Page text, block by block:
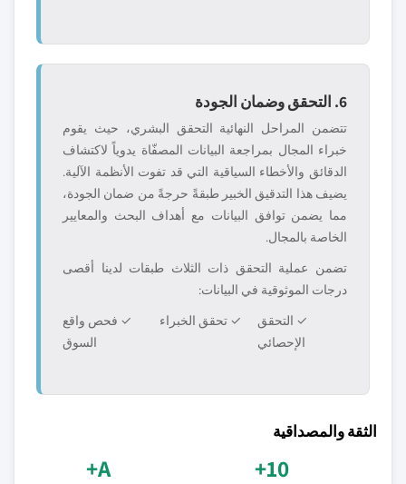
6. التحقق وضمان الجودة
تتضمن المراحل النهائية التحقق البشري، حيث يقوم
خبراء المجال بمراجعة البيانات المصفّاة يدوياً لاكتشاف
الدقائق والأخطاء السياقية التي قد تفوت الأنظمة الآلية.
يضيف هذا التدقيق الخبير طبقةً حرجةً من ضمان الجودة،
مما يضمن توافق البيانات مع أهداف البحث والمعايير
الخاصة بالمجال.
تضمن عملية التحقق ذات الثلاث طبقات لدينا أقصى
درجات الموثوقية في البيانات:
✓ التحقق
الإحصائي
✓ تحقق الخبراء
✓ فحص واقع
السوق
الثقة والمصداقية
10+
A+